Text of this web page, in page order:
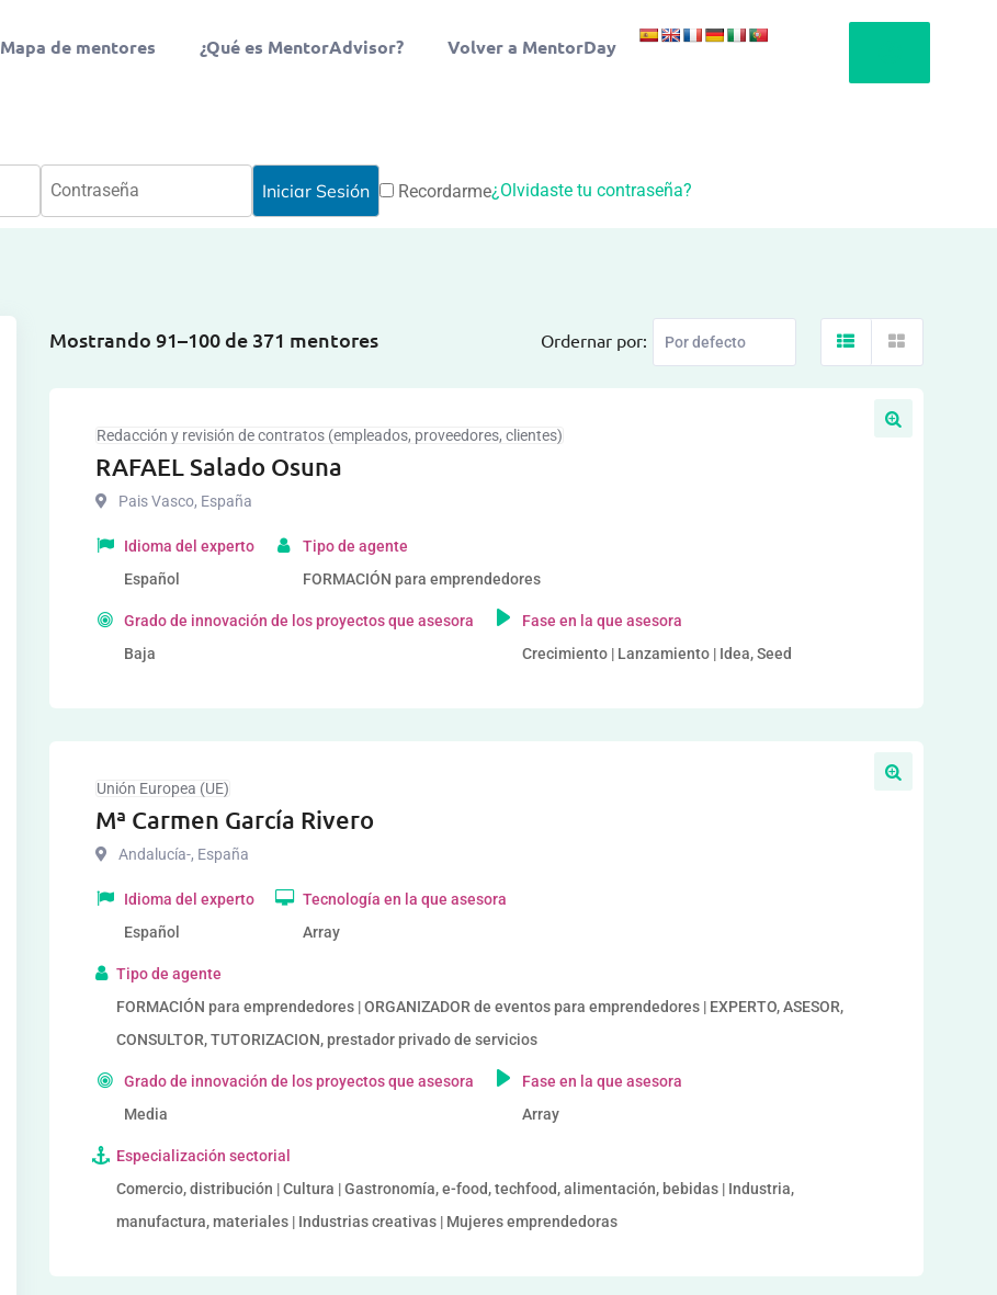
Mapa de mentores ¿Qué es MentorAdvisor? Volver a MentorDay
Recordarme¿Olvidaste tu contraseña?
Mostrando 91–100 de 371 mentores Ordernar por:
Redacción y revisión de contratos (empleados, proveedores, clientes)
RAFAEL Salado Osuna
Pais Vasco, España
Idioma del experto
Español
Tipo de agente
FORMACIÓN para emprendedores
Grado de innovación de los proyectos que asesora
Baja
Fase en la que asesora
Crecimiento | Lanzamiento | Idea, Seed
Unión Europea (UE)
Mª Carmen García Rivero
Andalucía-, España
Idioma del experto
Español
Tecnología en la que asesora
Array
Tipo de agente
FORMACIÓN para emprendedores | ORGANIZADOR de eventos para emprendedores | EXPERTO, ASESOR,
CONSULTOR, TUTORIZACION, prestador privado de servicios
Grado de innovación de los proyectos que asesora
Media
Fase en la que asesora
Array
Especialización sectorial
Comercio, distribución | Cultura | Gastronomía, e-food, techfood, alimentación, bebidas | Industria,
manufactura, materiales | Industrias creativas | Mujeres emprendedoras